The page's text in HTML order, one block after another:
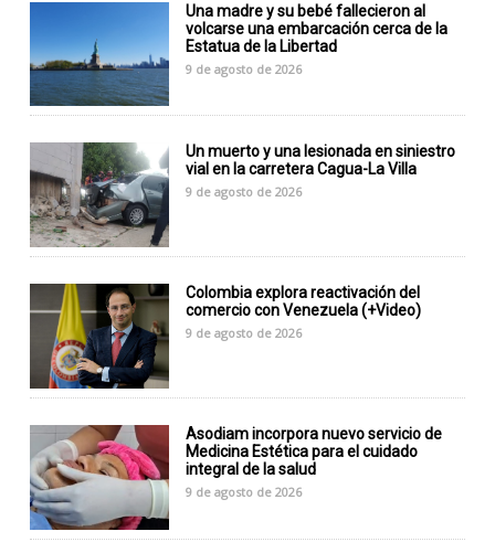
Una madre y su bebé fallecieron al
volcarse una embarcación cerca de la
Estatua de la Libertad
9 de agosto de 2026
Un muerto y una lesionada en siniestro
vial en la carretera Cagua-La Villa
9 de agosto de 2026
Colombia explora reactivación del
comercio con Venezuela (+Video)
9 de agosto de 2026
Asodiam incorpora nuevo servicio de
Medicina Estética para el cuidado
integral de la salud
9 de agosto de 2026